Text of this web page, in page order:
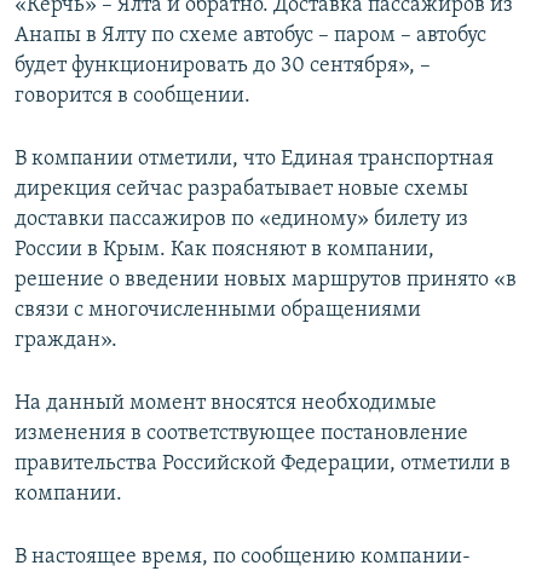
«Керчь» – Ялта и обратно. Доставка пассажиров из
Анапы в Ялту по схеме автобус – паром – автобус
будет функционировать до 30 сентября», –
говорится в сообщении.
В компании отметили, что Единая транспортная
дирекция сейчас разрабатывает новые схемы
доставки пассажиров по «единому» билету из
России в Крым. Как поясняют в компании,
решение о введении новых маршрутов принято «в
связи с многочисленными обращениями
граждан».
На данный момент вносятся необходимые
изменения в соответствующее постановление
правительства Российской Федерации, отметили в
компании.
В настоящее время, по сообщению компании-